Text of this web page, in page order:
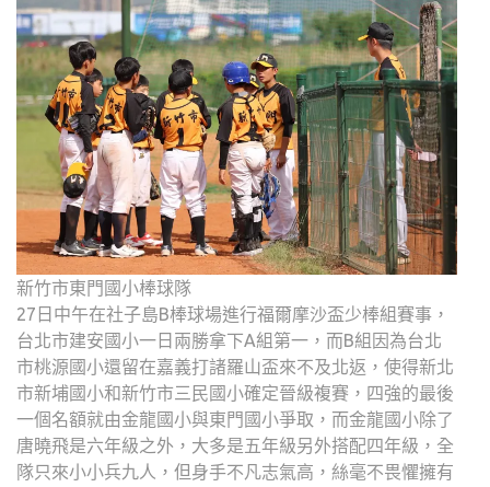
新竹市東門國小棒球隊
27日中午在社子島B棒球場進行福爾摩沙盃少棒組賽事，
台北市建安國小一日兩勝拿下A組第一，而B組因為台北
市桃源國小還留在嘉義打諸羅山盃來不及北返，使得新北
市新埔國小和新竹市三民國小確定晉級複賽，四強的最後
一個名額就由金龍國小與東門國小爭取，而金龍國小除了
唐曉飛是六年級之外，大多是五年級另外搭配四年級，全
隊只來小小兵九人，但身手不凡志氣高，絲毫不畏懼擁有